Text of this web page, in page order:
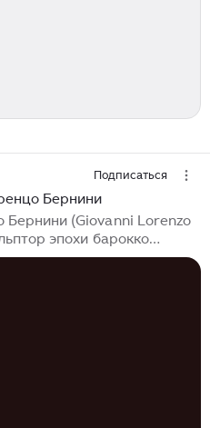
Подписаться
Бернини
(Giovanni Lorenzo
эпохи барокко
архитектор XVII века.